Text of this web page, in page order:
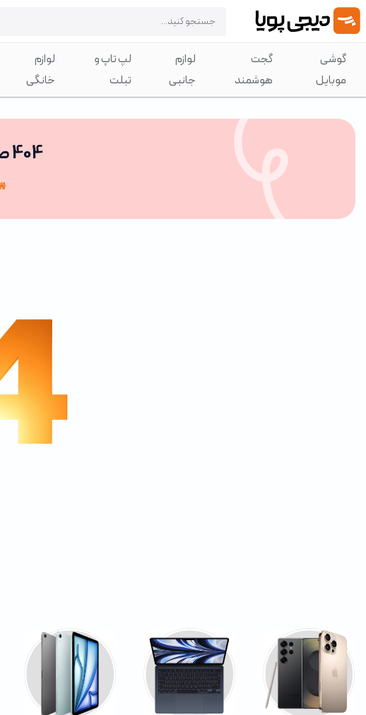
گوشی
موبایل
گجت
هوشمند
لوازم
جانبی
لپ تاپ و
تبلت
لوازم
خانگی
404 صفحه‌ای که دنبال آن بودید پیدا نشد!